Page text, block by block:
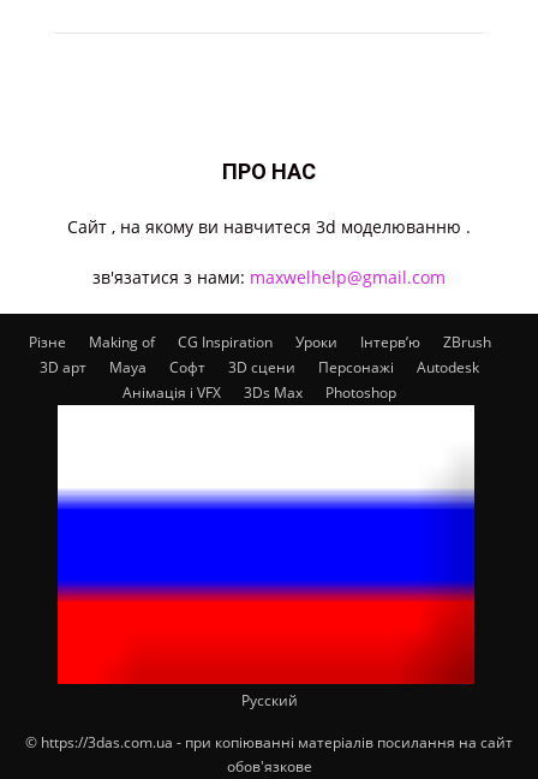
ПРО НАС
Cайт , на якому ви навчитеся 3d моделюванню .
зв'язатися з нами: maxwelhelp@gmail.com
Різне Making of CG Inspiration Уроки Інтерв’ю
ZBrush
3D арт
Maya Софт 3D сцени Персонажі
Autodesk
Анімація і VFX
3Ds Max Photoshop
Русский
© https://3das.com.ua - при копіюванні матеріалів посилання на сайт
обов'язкове